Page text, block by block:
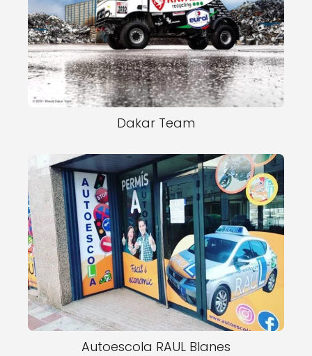
Dakar Team
Autoescola RAUL Blanes